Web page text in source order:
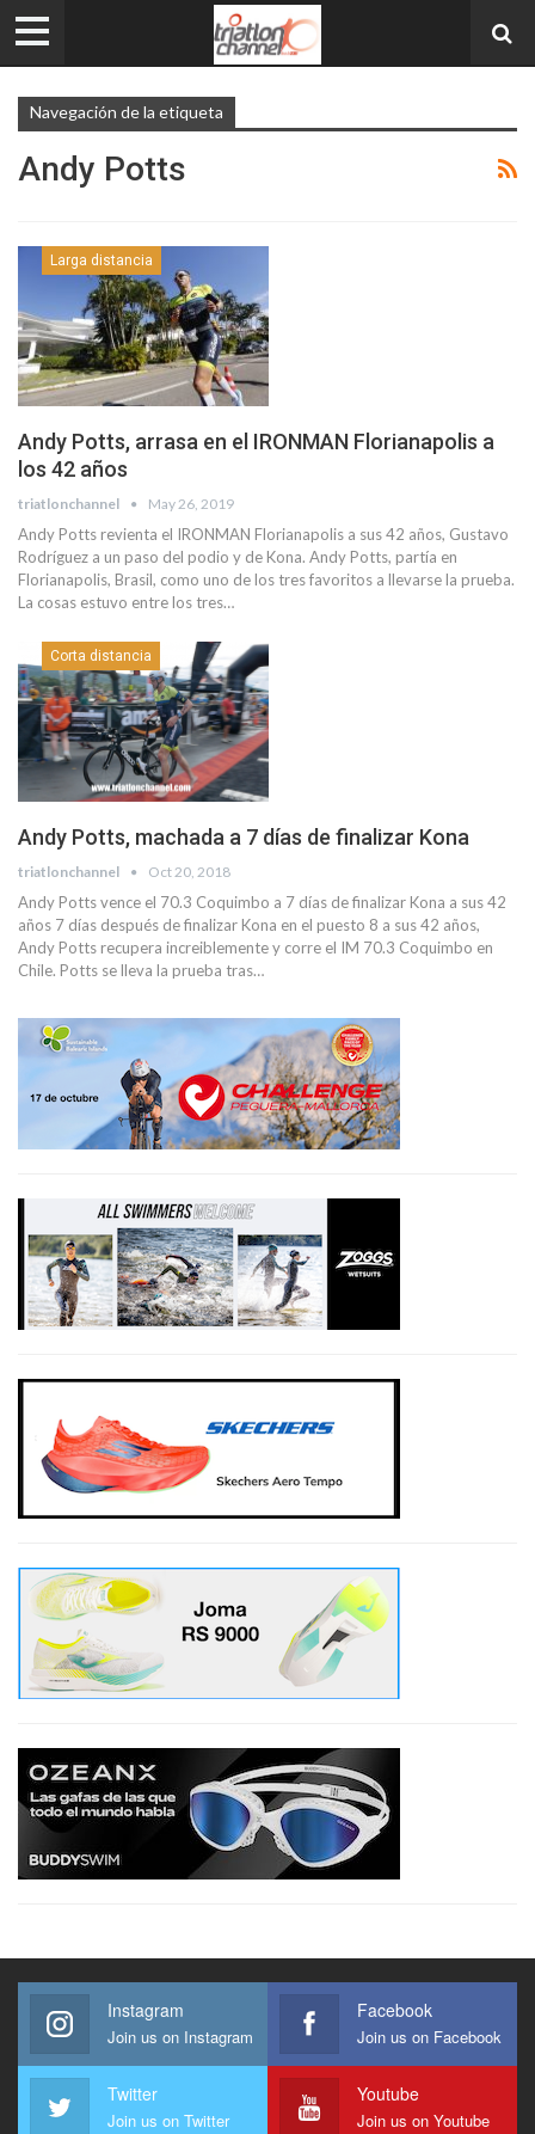
Navegación de la etiqueta
Andy Potts
Larga distancia
Andy Potts, arrasa en el IRONMAN Florianapolis a
los 42 años
triatlonchannel May 26, 2019
Andy Potts revienta el IRONMAN Florianapolis a sus 42 años, Gustavo
Rodríguez a un paso del podio y de Kona. Andy Potts, partía en
Florianapolis, Brasil, como uno de los tres favoritos a llevarse la prueba.
La cosas estuvo entre los tres…
Corta distancia
Andy Potts, machada a 7 días de finalizar Kona
triatlonchannel Oct 20, 2018
Andy Potts vence el 70.3 Coquimbo a 7 días de finalizar Kona a sus 42
años 7 días después de finalizar Kona en el puesto 8 a sus 42 años,
Andy Potts recupera increiblemente y corre el IM 70.3 Coquimbo en
Chile. Potts se lleva la prueba tras…
Instagram
Join us on Instagram
Facebook
Join us on Facebook
Twitter
Join us on Twitter
Youtube
Join us on Youtube